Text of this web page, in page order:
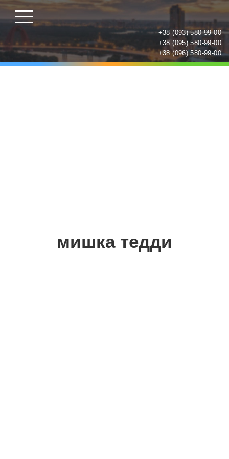
+38 (093) 580-99-00
+38 (095) 580-99-00
+38 (096) 580-99-00
мишка тедди